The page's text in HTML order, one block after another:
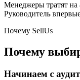
Менеджеры тратят
Руководитель
Почему SellUs
Почему
Начинаем с